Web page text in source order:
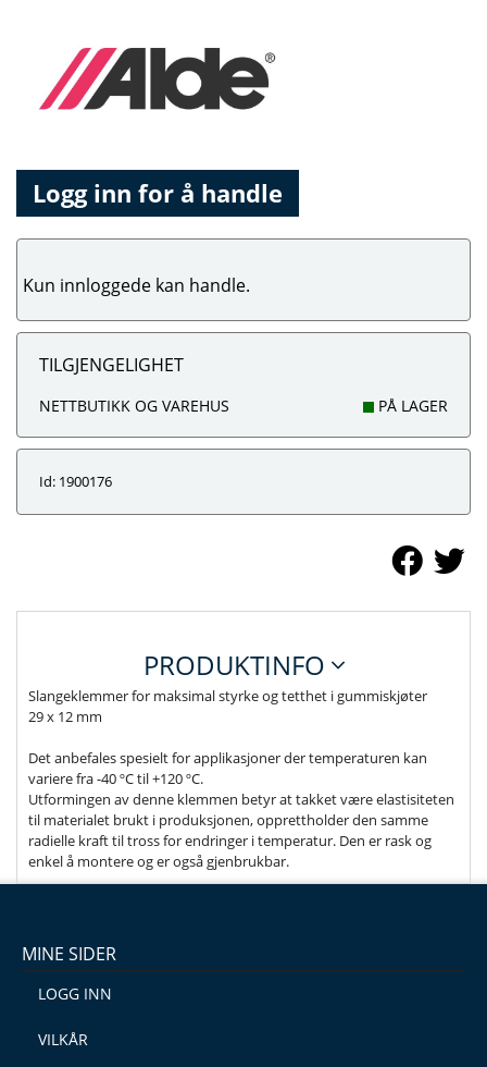
Logg inn for å handle
Kun innloggede kan handle.
TILGJENGELIGHET
NETTBUTIKK OG VAREHUS PÅ LAGER
Id: 1900176
PRODUKTINFO
Slangeklemmer for maksimal styrke og tetthet i gummiskjøter
29 x 12 mm
Det anbefales spesielt for applikasjoner der temperaturen kan
variere fra -40 ºC til +120 ºC.
Utformingen av denne klemmen betyr at takket være elastisiteten
til materialet brukt i produksjonen, opprettholder den samme
radielle kraft til tross for endringer i temperatur. Den er rask og
enkel å montere og er også gjenbrukbar.
MINE SIDER
LOGG INN
VILKÅR